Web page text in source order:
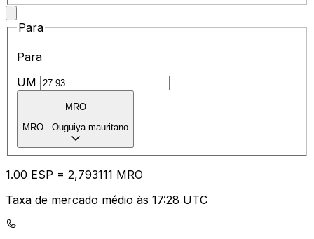
Para
Para
UM
MRO
MRO - Ouguiya mauritano
1.00 ESP = 2,793111 MRO
Taxa de mercado médio às 17:28 UTC